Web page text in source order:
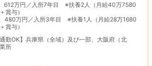
612万円／入所7年目 ※扶養2人（月給40万7580
賞与）
480万円／入所3年目 ※扶養1人（月給28万1680
賞与）
通勤OK】兵庫県（全域）及び一部、大阪府（北
所